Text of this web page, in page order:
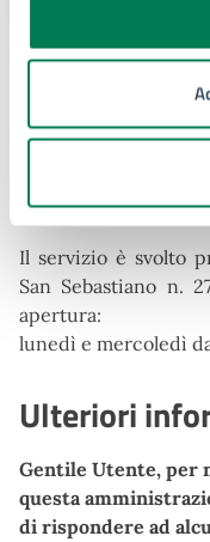
Procedure
Il servizio è svolto
San Sebastiano n.
apertura:
lunedì e mercoledì
Ulteriori
Gentile Utente, per
questa
di rispondere ad